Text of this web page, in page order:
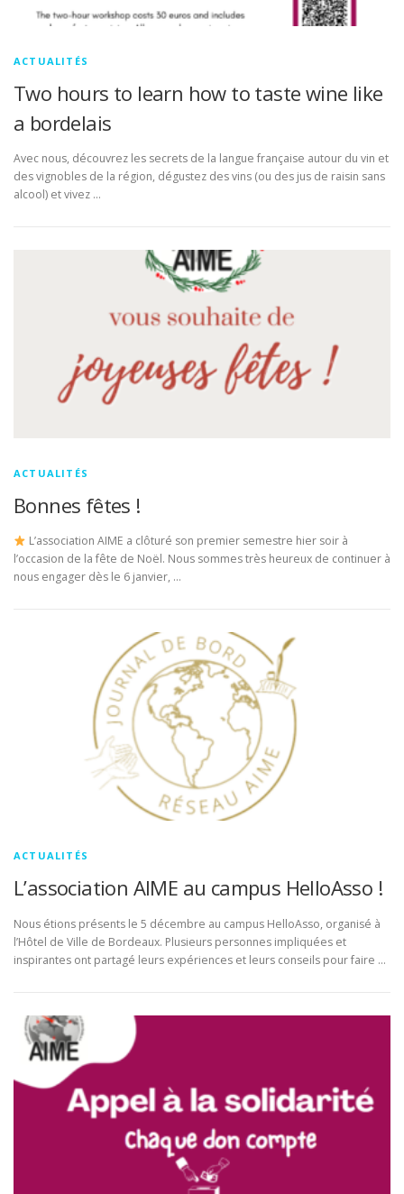
ACTUALITÉS
Two hours to learn how to taste wine like
a bordelais
Avec nous, découvrez les secrets de la langue française autour du vin et
des vignobles de la région, dégustez des vins (ou des jus de raisin sans
alcool) et vivez …
ACTUALITÉS
Bonnes fêtes !
L’association AIME a clôturé son premier semestre hier soir à
l’occasion de la fête de Noël. Nous sommes très heureux de continuer à
nous engager dès le 6 janvier, …
ACTUALITÉS
L’association AIME au campus HelloAsso !
Nous étions présents le 5 décembre au campus HelloAsso, organisé à
l’Hôtel de Ville de Bordeaux. Plusieurs personnes impliquées et
inspirantes ont partagé leurs expériences et leurs conseils pour faire …